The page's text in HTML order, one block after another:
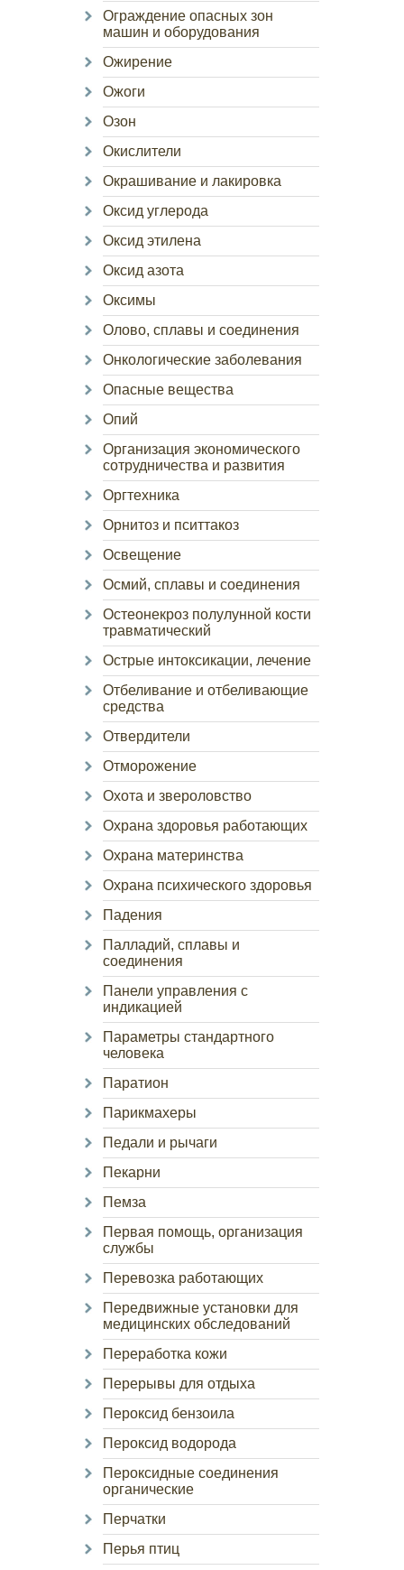
Ограждение опасных зон
машин и оборудования
Ожирение
Ожоги
Озон
Окислители
Окрашивание и лакировка
Оксид углерода
Оксид этилена
Оксид азота
Оксимы
Олово, сплавы и соединения
Онкологические заболевания
Опасные вещества
Опий
Организация экономического
сотрудничества и развития
Оргтехника
Орнитоз и пситтакоз
Освещение
Осмий, сплавы и соединения
Остеонекроз полулунной кости
травматический
Острые интоксикации, лечение
Отбеливание и отбеливающие
средства
Отвердители
Отморожение
Охота и звероловство
Охрана здоровья работающих
Охрана материнства
Охрана психического здоровья
Падения
Палладий, сплавы и
соединения
Панели управления с
индикацией
Параметры стандартного
человека
Паратион
Парикмахеры
Педали и рычаги
Пекарни
Пемза
Первая помощь, организация
службы
Перевозка работающих
Передвижные установки для
медицинских обследований
Переработка кожи
Перерывы для отдыха
Пероксид бензоила
Пероксид водорода
Пероксидные соединения
органические
Перчатки
Перья птиц